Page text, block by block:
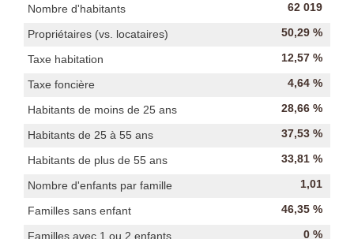
Nombre d'habitants 62 019
Propriétaires (vs. locataires) 50,29 %
Taxe habitation 12,57 %
Taxe foncière 4,64 %
Habitants de moins de 25 ans 28,66 %
Habitants de 25 à 55 ans 37,53 %
Habitants de plus de 55 ans 33,81 %
Nombre d'enfants par famille 1,01
Familles sans enfant 46,35 %
Familles avec 1 ou 2 enfants 0 %